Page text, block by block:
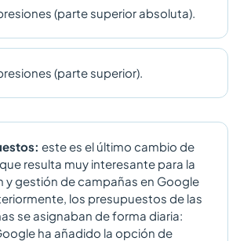
(parte superior absoluta).
(parte superior).
este es el último cambio de
que resulta muy interesante para la
y gestión de campañas en Google
los presupuestos de las
se asignaban de forma diaria:
ha añadido la opción de